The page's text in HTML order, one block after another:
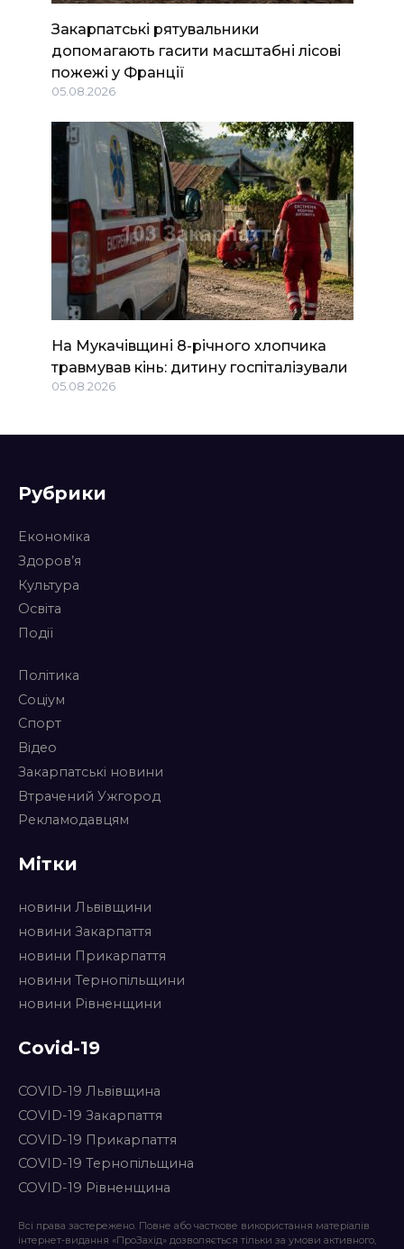
Закарпатські рятувальники
допомагають гасити масштабні лісові
пожежі у Франції
05.08.2026
На Мукачівщині 8-річного хлопчика
травмував кінь: дитину госпіталізували
05.08.2026
Рубрики
Економіка
Здоров’я
Культура
Освіта
Події
Політика
Соціум
Спорт
Відео
Закарпатські новини
Втрачений Ужгород
Рекламодавцям
Мітки
новини Львівщини
новини Закарпаття
новини Прикарпаття
новини Тернопільщини
новини Рівненщини
Covid-19
COVID-19 Львівщина
COVID-19 Закарпаття
COVID-19 Прикарпаття
COVID-19 Тернопільщина
COVID-19 Рівненщина
Всі права застережено. Повне або часткове використання матеріалів
інтернет-видання «ПроЗахід» дозволяється тільки за умови активного,